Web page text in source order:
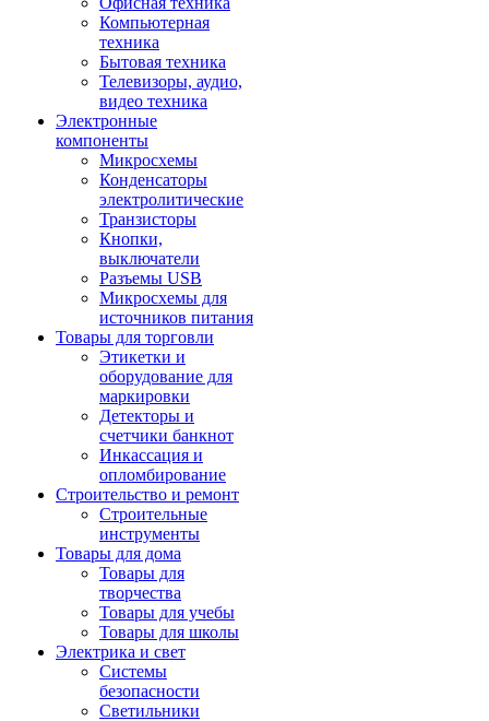
Компьютерная
техника
Бытовая техника
Телевизоры, аудио,
видео техника
Электронные
компоненты
Микросхемы
Конденсаторы
электролитические
Транзисторы
Кнопки,
выключатели
Разъемы USB
Микросхемы для
источников питания
Товары для торговли
Этикетки и
оборудование для
маркировки
Детекторы и
счетчики банкнот
Инкассация и
опломбирование
Строительство и ремонт
Строительные
инструменты
Товары для дома
Товары для
творчества
Товары для учебы
Товары для школы
Электрика и свет
Системы
безопасности
Светильники